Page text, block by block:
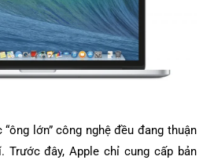
lớn” công nghệ đều đang thuận
Trước đây, Apple chỉ cung cấp bản